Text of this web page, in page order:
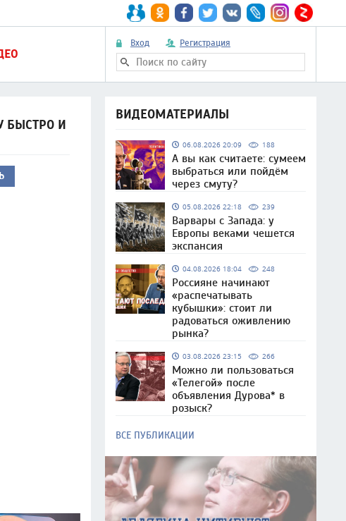
Вход Регистрация
БЫСТРО И
ВИДЕОМАТЕРИАЛЫ
06.08.2026 20:09 188
А вы как считаете: сумеем
выбраться или пойдём
через смуту?
05.08.2026 22:18 239
Варвары с Запада: у
Европы веками чешется
экспансия
04.08.2026 18:04 248
Россияне начинают
«распечатывать
кубышки»: стоит ли
радоваться оживлению
рынка?
03.08.2026 23:15 266
Можно ли пользоваться
«Телегой» после
объявления Дурова* в
розыск?
ВСЕ ПУБЛИКАЦИИ